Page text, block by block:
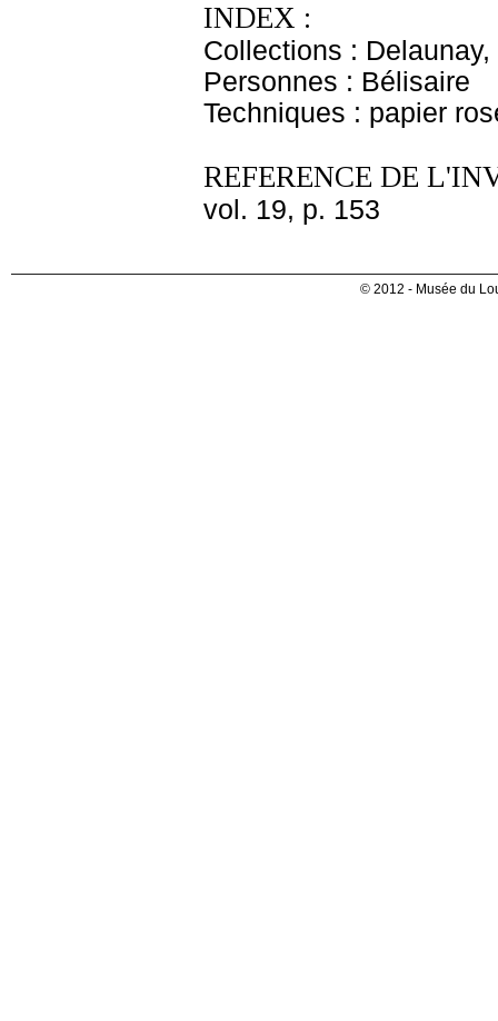
INDEX :
Collections : Delaunay,
Personnes : Bélisaire
Techniques : papier
REFERENCE DE
vol. 19, p. 153
© 2012 - Musée du